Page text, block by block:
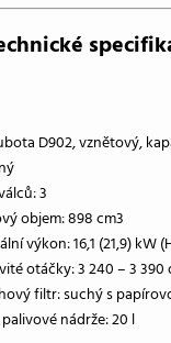
D902, vznětový,
3
objem: 898 cm3
výkon: 16,1 (21,9) kW
otáčky: 3 240 – 3
filtr: suchý s
nádrže: 20 l